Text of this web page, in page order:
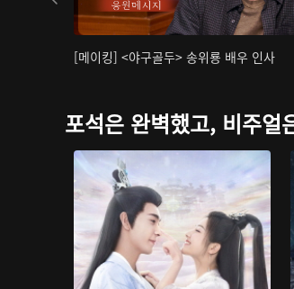
[메이킹] <야구골두> 송위룡 배우 인사
포석은 완벽했고, 비주얼